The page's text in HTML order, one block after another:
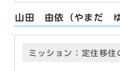
山田 由依（やまだ ゆ
ミッション：定住移住